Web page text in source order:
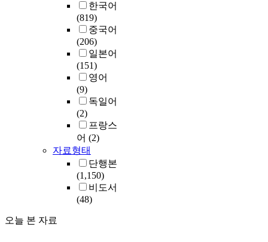
한국어
(819)
중국어
(206)
일본어
(151)
영어
(9)
독일어
(2)
프랑스
어 (2)
자료형태
단행본
(1,150)
비도서
(48)
오늘 본 자료